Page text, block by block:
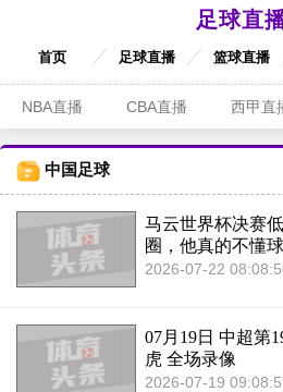
足球直
首页 足球直播 篮球直播
NBA直播 CBA直播 西甲直
中国足球
马云世界杯决赛
圈，他真的不懂
2026-07-22
07月19日 中超第
虎 全场录像
2026-07-19